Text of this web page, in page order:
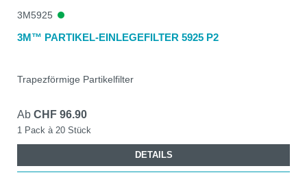
3M5925
3M™ PARTIKEL-EINLEGEFILTER 5925 P2
Trapezförmige Partikelfilter
Ab CHF 96.90
1 Pack à 20 Stück
DETAILS